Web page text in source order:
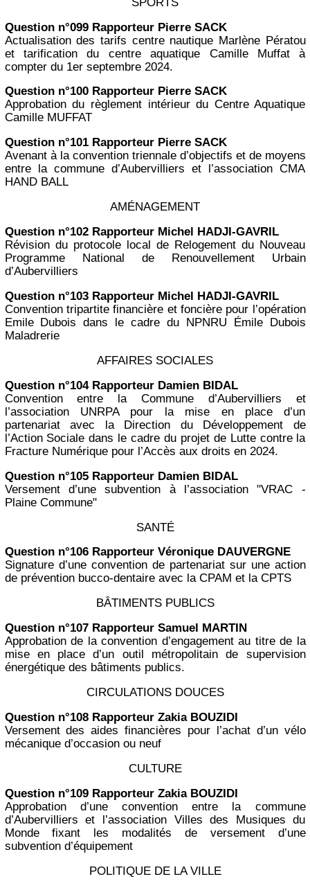
Question n°099 Rapporteur Pierre SACK
Actualisation des tarifs centre nautique Marlène Pératou
et tarification du centre aquatique Camille Muffat à
compter du 1er septembre 2024.
Question n°100 Rapporteur Pierre SACK
Approbation du règlement intérieur du Centre Aquatique
Camille MUFFAT
Question n°101 Rapporteur Pierre SACK
Avenant à la convention triennale d’objectifs et de moyens
entre la commune d’Aubervilliers et l’association CMA
HAND BALL
AMÉNAGEMENT
Question n°102 Rapporteur Michel HADJI-GAVRIL
Révision du protocole local de Relogement du Nouveau
Programme National de Renouvellement Urbain
d’Aubervilliers
Question n°103 Rapporteur Michel HADJI-GAVRIL
Convention tripartite financière et foncière pour l’opération
Emile Dubois dans le cadre du NPNRU Émile Dubois
Maladrerie
AFFAIRES SOCIALES
Question n°104 Rapporteur Damien BIDAL
Convention entre la Commune d’Aubervilliers et
l’association UNRPA pour la mise en place d’un
partenariat avec la Direction du Développement de
l’Action Sociale dans le cadre du projet de Lutte contre la
Fracture Numérique pour l’Accès aux droits en 2024.
Question n°105 Rapporteur Damien BIDAL
Versement d’une subvention à l’association "VRAC -
Plaine Commune"
SANTÉ
Question n°106 Rapporteur Véronique DAUVERGNE
Signature d’une convention de partenariat sur une action
de prévention bucco-dentaire avec la CPAM et la CPTS
BÂTIMENTS PUBLICS
Question n°107 Rapporteur Samuel MARTIN
Approbation de la convention d’engagement au titre de la
mise en place d’un outil métropolitain de supervision
énergétique des bâtiments publics.
CIRCULATIONS DOUCES
Question n°108 Rapporteur Zakia BOUZIDI
Versement des aides financières pour l’achat d’un vélo
mécanique d’occasion ou neuf
CULTURE
Question n°109 Rapporteur Zakia BOUZIDI
Approbation d’une convention entre la commune
d’Aubervilliers et l’association Villes des Musiques du
Monde fixant les modalités de versement d’une
subvention d’équipement
POLITIQUE DE LA VILLE